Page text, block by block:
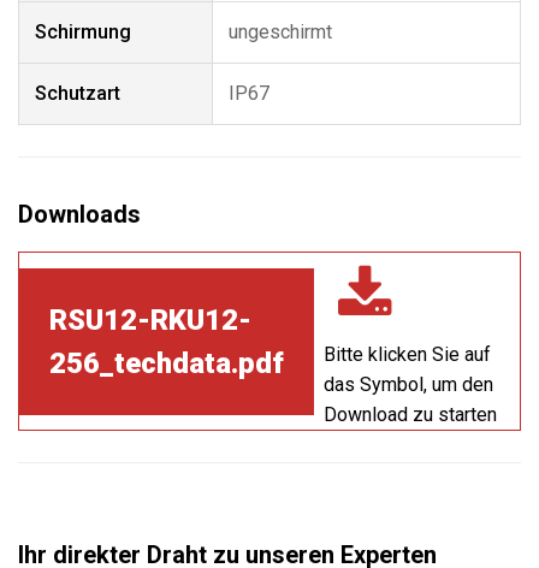
Schirmung ungeschirmt
Schutzart IP67
RSU12-RKU12-
256_techdata.pdf
Bitte klicken Sie auf
das Symbol, um den
Download zu starten
Ihr direkter Draht zu unseren Experten